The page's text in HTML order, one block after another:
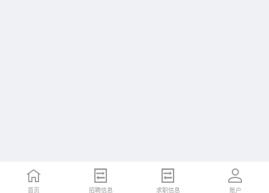
首页 招聘信息 求职信息 账户